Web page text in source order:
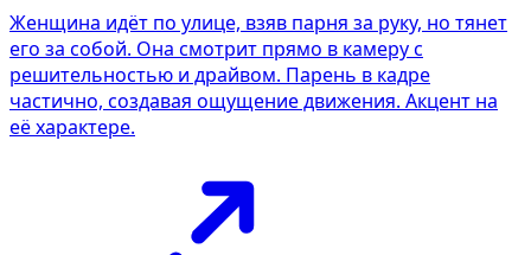
Женщина идёт по улице, взяв парня за руку, но тянет
его за собой. Она смотрит прямо в камеру с
решительностью и драйвом. Парень в кадре
частично, создавая ощущение движения. Акцент на
её характере.